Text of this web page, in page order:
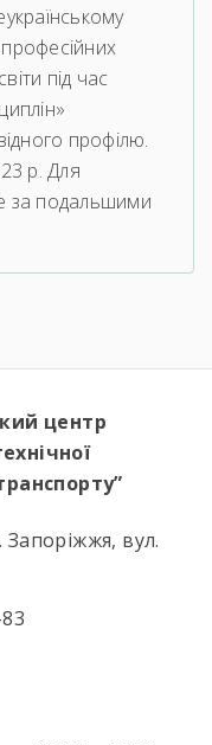
під час
профілю.
р. Для
за подальшими
центр
Запоріжжя, вул.